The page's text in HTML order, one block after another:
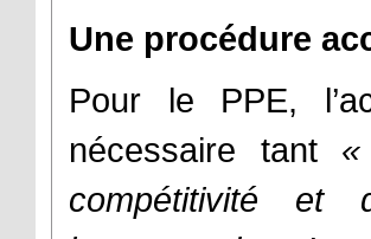
Une procédure
Pour le PPE,
nécessaire tant
compétitivité et